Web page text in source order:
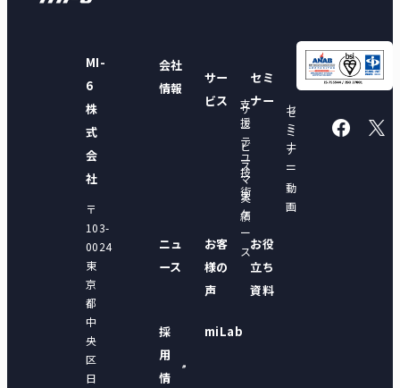
MI-
6
株
式
会
社
〒
103-
0024
東
京
都
中
央
区
日
会社
情報
サー
ビス
サ
ー
ビ
ス
支
援
テ
ー
マ
実
績
技
術
ユ
ー
ス
ケ
ー
ス
セミ
ナー
セ
ミ
ナ
ー
セ
ミ
ナ
ー
動
画
ニュ
ース
お客
様の
声
お役
立ち
資料
採
用
情
miLab